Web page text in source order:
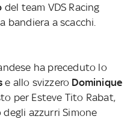
del team VDS Racing
bandiera a scacchi.
ha preceduto lo
e allo svizzero Dominique
per Esteve Tito Rabat,
azzurri Simone